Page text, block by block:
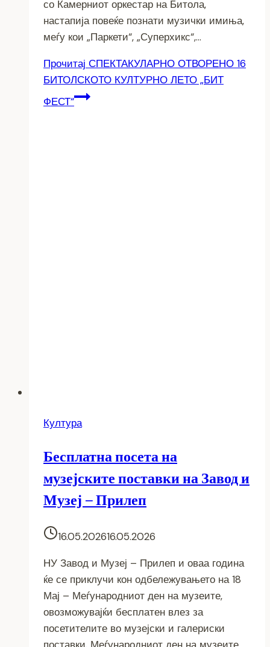
со Камерниот оркестар на Битола,
настапија повеќе познати музички имиња,
меѓу кои „Паркети“, „Суперхикс“,…
Прочитај СПЕКТАКУЛАРНО ОТВОРЕНО 16
БИТОЛСКОТО КУЛТУРНО ЛЕТО „БИТ
ФЕСТ“
Култура
Бесплатна посета на
музејските поставки на Завод и
Музеј – Прилеп
16.05.202616.05.2026
НУ Завод и Музеј – Прилеп и оваа година
ќе се приклучи кон одбележувањето на 18
Мај – Меѓународниот ден на музеите,
овозможувајќи бесплатен влез за
посетителите во музејски и галериски